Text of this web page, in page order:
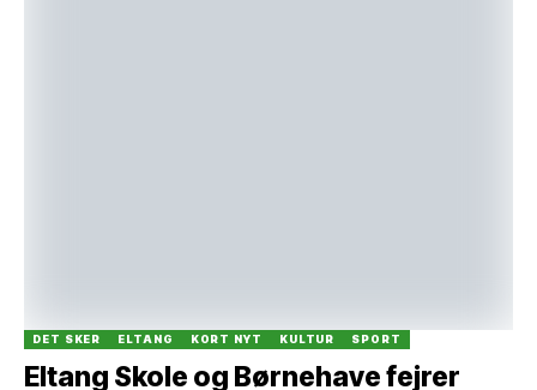
DET SKER ELTANG KORT NYT KULTUR SPORT
Eltang Skole og Børnehave fejrer